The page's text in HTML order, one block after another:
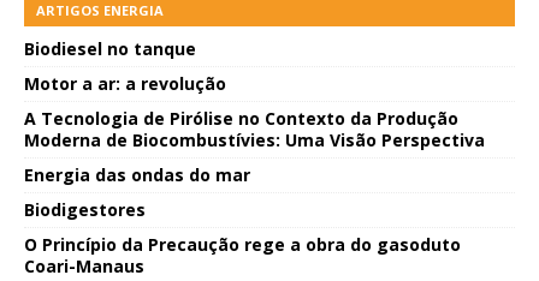
ARTIGOS ENERGIA
Biodiesel no tanque
Motor a ar: a revolução
A Tecnologia de Pirólise no Contexto da Produção
Moderna de Biocombustívies: Uma Visão Perspectiva
Energia das ondas do mar
Biodigestores
O Princípio da Precaução rege a obra do gasoduto
Coari-Manaus